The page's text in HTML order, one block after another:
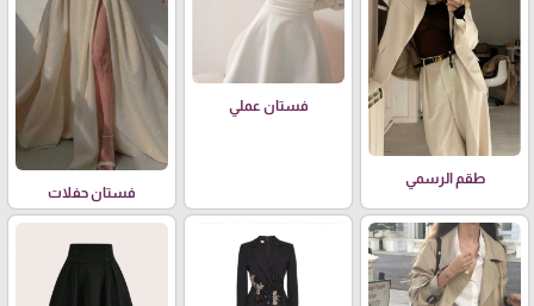
طقم الرسمي
فستان عملي
فستان حفلات